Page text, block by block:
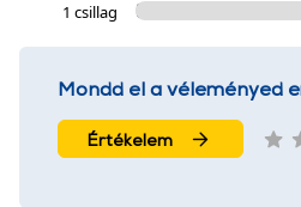
1 csillag
Mondd el a véleményed
Értékelem